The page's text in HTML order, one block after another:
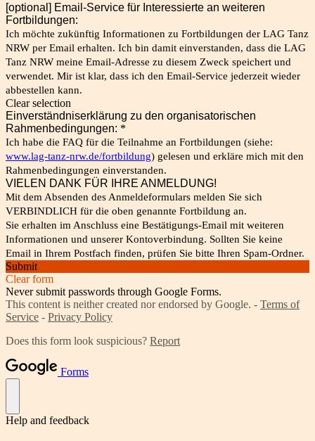
[optional] Email-Service für Interessierte an weiteren
Fortbildungen:
Ich möchte zukünftig Informationen zu Fortbildungen der LAG Tanz
NRW per Email erhalten. Ich bin damit einverstanden, dass die LAG
Tanz NRW meine Email-Adresse zu diesem Zweck speichert und
verwendet. Mir ist klar, dass ich den Email-Service jederzeit wieder
abbestellen kann.
Clear selection
Einverständniserklärung zu den organisatorischen
Rahmenbedingungen: *
Ich habe die FAQ für die Teilnahme an Fortbildungen (siehe:
www.lag-tanz-nrw.de/fortbildung) gelesen und erkläre mich mit den
Rahmenbedingungen einverstanden.
VIELEN DANK FÜR IHRE ANMELDUNG!
Mit dem Absenden des Anmeldeformulars melden Sie sich
VERBINDLICH für die oben genannte Fortbildung an.
Sie erhalten im Anschluss eine Bestätigungs-Email mit weiteren
Informationen und unserer Kontoverbindung. Sollten Sie keine
Email in Ihrem Postfach finden, prüfen Sie bitte Ihren Spam-Ordner.
Submit
Clear form
Never submit passwords through Google Forms.
This content is neither created nor endorsed by Google. - Terms of
Service - Privacy Policy
Does this form look suspicious? Report
Forms
Help and feedback